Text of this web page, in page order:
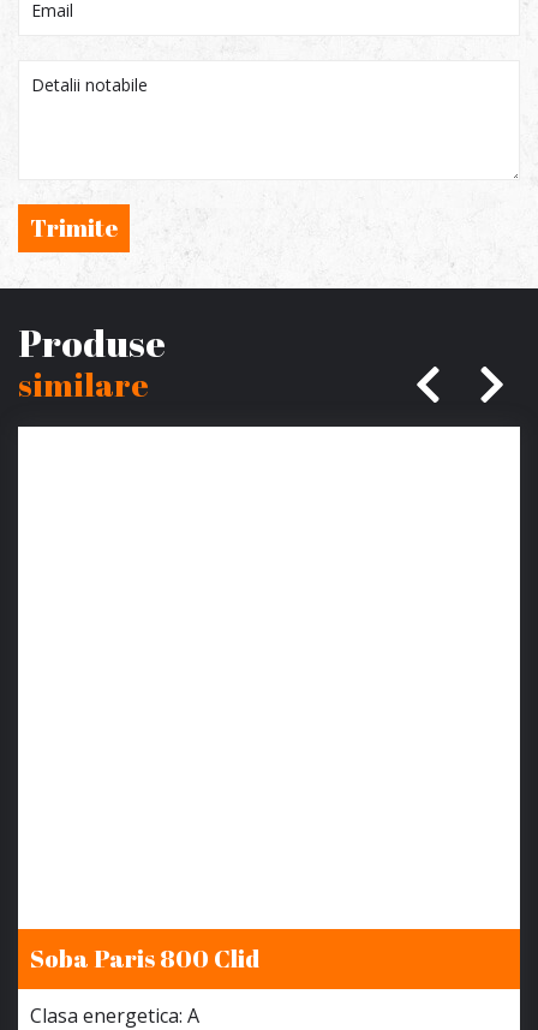
Trimite
Produse
similare
Soba Paris 800 Clid
Clasa energetica: A